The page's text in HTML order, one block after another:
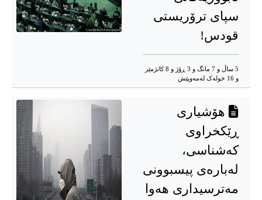
سپای ترۆریستی
قودس!
5 ساڵ و 7 مانگ و 3 ڕۆژ و 8 کاتژمێر
و 16 خوله‌ک له‌مه‌وپێش‌
هۆشیاری
ڕێکخراوی
کەشناسی،
لەبارەی پیسبوونی
مەترسیداری هەوا